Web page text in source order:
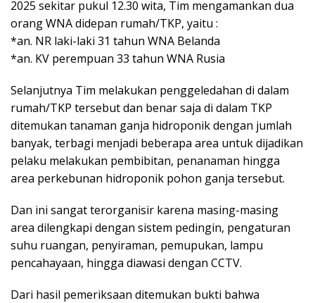
2025 sekitar pukul 12.30 wita, Tim mengamankan dua
orang WNA didepan rumah/TKP, yaitu :
*an. NR laki-laki 31 tahun WNA Belanda
*an. KV perempuan 33 tahun WNA Rusia
Selanjutnya Tim melakukan penggeledahan di dalam
rumah/TKP tersebut dan benar saja di dalam TKP
ditemukan tanaman ganja hidroponik dengan jumlah
banyak, terbagi menjadi beberapa area untuk dijadikan
pelaku melakukan pembibitan, penanaman hingga
area perkebunan hidroponik pohon ganja tersebut.
Dan ini sangat terorganisir karena masing-masing
area dilengkapi dengan sistem pedingin, pengaturan
suhu ruangan, penyiraman, pemupukan, lampu
pencahayaan, hingga diawasi dengan CCTV.
Dari hasil pemeriksaan ditemukan bukti bahwa